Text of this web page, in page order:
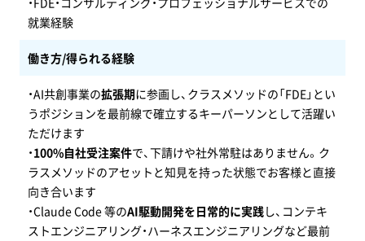
就業経験
働き方/得られる経験
・AI共創事業の拡張期に参画し、クラスメソッドの「FDE」とい
うポジションを最前線で確立するキーパーソンとして活躍い
ただけます
・100%自社受注案件で、下請けや社外常駐はありません。ク
ラスメソッドのアセットと知見を持った状態でお客様と直接
向き合います
・Claude Code 等のAI駆動開発を日常的に実践し、コンテキ
ストエンジニアリング・ハーネスエンジニアリングなど最前